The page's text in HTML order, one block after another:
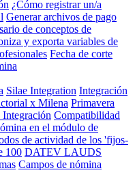
¿Cómo registrar un/a
Generar archivos de pago
de conceptos de
y exporta variables de
Fecha de corte
Silae Integration Integración
x Milena Primavera
Integración Compatibilidad
en el módulo de
de actividad de los 'fijos-
100 DATEV LAUDS
Campos de nómina